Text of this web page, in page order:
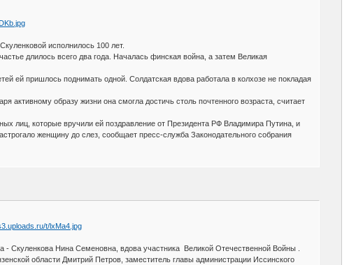
исполнилось 100 лет.
длилось всего два года. Началась финская война, а затем Великая
ей пришлось поднимать одной. Солдатская вдова работала в колхозе не покладая
образу жизни она смогла достичь столь почтенного возраста, считает
лиц, которые вручили ей поздравление от Президента РФ Владимира Путина, и
женщину до слез, сообщает пресс-служба Законодательного собрания
Скуленкова Нина Семеновна, вдова участника Великой Отечественной Войны .
области Дмитрий Петров, заместитель главы администрации Иссинского